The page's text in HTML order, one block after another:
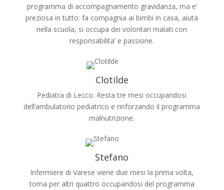
programma di accompagnamento gravidanza, ma e’
preziosa in tutto: fa compagnia ai bimbi in casa, aiuta
nella scuola, si occupa dei volontari malati con
responsabilita’ e passione.
Clotilde
Pediatra di Lecco. Resta tre mesi occupandosi
dell’ambulatorio pediatrico e rinforzando il programma
malnutrizione.
Stefano
Infermiere di Varese viene due mesi la prima volta,
torna per altri quattro occupandosi del programma